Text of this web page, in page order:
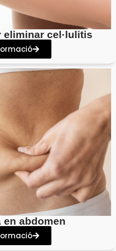
eliminar cel·lulitis
en abdomen